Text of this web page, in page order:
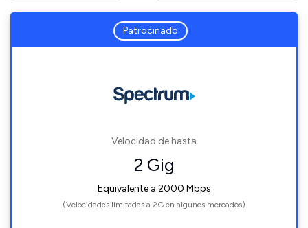
Patrocinado
Velocidad de hasta
2 Gig
Equivalente a 2000 Mbps
(Velocidades limitadas a 2G en algunos mercados)